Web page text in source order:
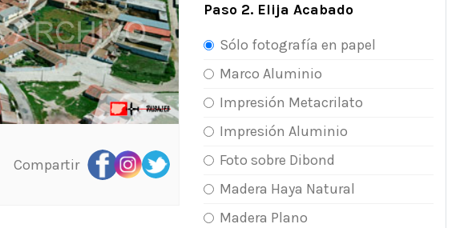
Compartir
Paso 2. Elija Acabado
Sólo fotografía en papel
Marco Aluminio
Impresión Metacrilato
Impresión Aluminio
Foto sobre Dibond
Madera Haya Natural
Madera Plano